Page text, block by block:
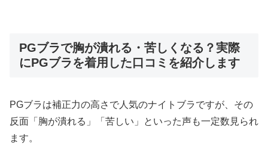
PGブラで胸が潰れる・苦しくなる？実際
にPGブラを着用した口コミを紹介します
PGブラは補正力の高さで人気のナイトブラですが、その
反面「胸が潰れる」「苦しい」といった声も一定数見られ
ます。